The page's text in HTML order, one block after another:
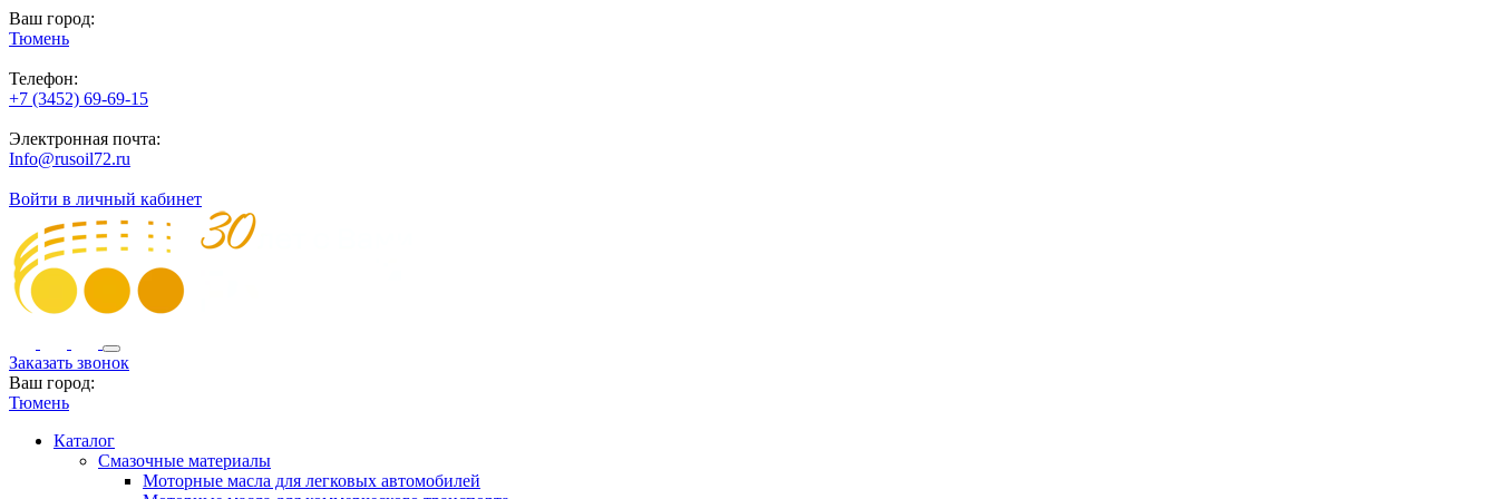
Ваш город:
Тюмень
Телефон:
+7 (3452) 69-69-15
Электронная почта:
Info@rusoil72.ru
Войти в личный кабинет
Заказать звонок
Ваш город:
Тюмень
Каталог
Смазочные материалы
Моторные масла для легковых автомобилей